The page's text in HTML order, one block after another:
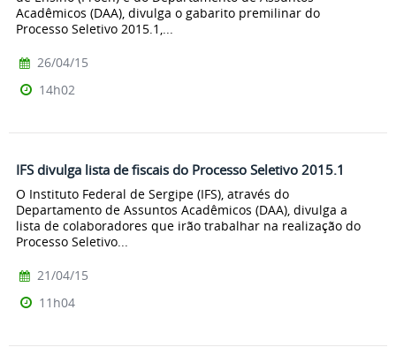
Acadêmicos (DAA), divulga o gabarito premilinar do
Processo Seletivo 2015.1,...
26/04/15
14h02
IFS divulga lista de fiscais do Processo Seletivo 2015.1
O Instituto Federal de Sergipe (IFS), através do
Departamento de Assuntos Acadêmicos (DAA), divulga a
lista de colaboradores que irão trabalhar na realização do
Processo Seletivo...
21/04/15
11h04